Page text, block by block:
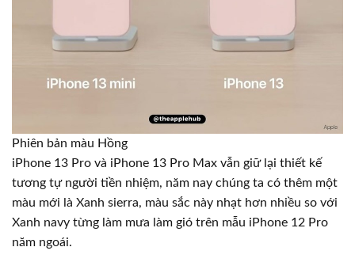
Phiên bản màu Hồng
iPhone 13 Pro và iPhone 13 Pro Max vẫn giữ lại thiết kế
tương tự người tiền nhiệm, năm nay chúng ta có thêm một
màu mới là Xanh sierra, màu sắc này nhạt hơn nhiều so với
Xanh navy từng làm mưa làm gió trên mẫu iPhone 12 Pro
năm ngoái.